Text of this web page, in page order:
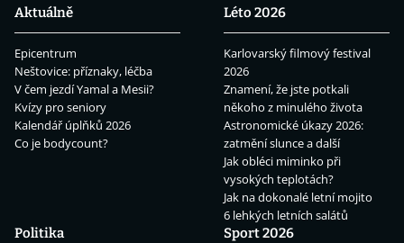
Aktuálně
Epicentrum
Neštovice: příznaky, léčba
V čem jezdí Yamal a Mesii?
Kvízy pro seniory
Kalendář úplňků 2026
Co je bodycount?
Léto 2026
Karlovarský filmový festival
2026
Znamení, že jste potkali
někoho z minulého života
Astronomické úkazy 2026:
zatmění slunce a další
Jak obléci miminko při
vysokých teplotách?
Jak na dokonalé letní mojito
6 lehkých letních salátů
Politika
Sport 2026